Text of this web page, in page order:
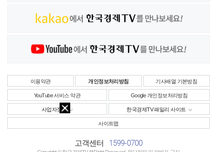
이용약관 개인정보처리방침 기사배열 기본방침
YouTube 서비스 약관 Google 개인정보처리방침
사업자정보 한국경제TV 패밀리 사이트
사이트맵
고객센터 1599-0700